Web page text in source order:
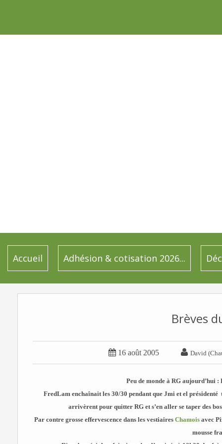
Accueil Adhésion & cotisation 2026...
Brèves
 16 août 2005  David
Peu de monde à RG aujourd’hui
FredLam enchaînait les 30/30 pendant que Jmi et el présidenté
arrivèrent pour quitter RG et s’en aller se taper des
Par contre grosse effervescence dans les vestiaires Chamois avec
mousse